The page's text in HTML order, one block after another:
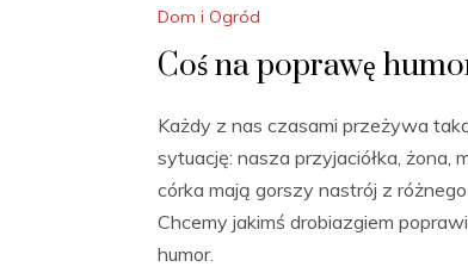
Dom i Ogród
Coś na poprawę
Każdy z nas czasami przeżywa
sytuację: nasza przyjaciółka, żona,
córka mają gorszy nastrój z
Chcemy jakimś drobiazgiem
humor.